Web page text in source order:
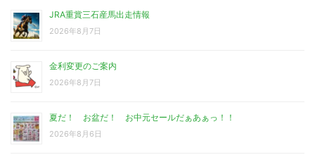
JRA重賞三石産馬出走情報
2026年8月7日
金利変更のご案内
2026年8月7日
夏だ！ お盆だ！ お中元セールだぁあぁっ！！
2026年8月6日